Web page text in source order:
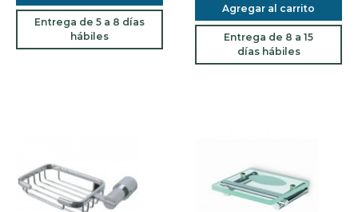
Entrega de 5 a 8 días
hábiles
Agregar al carrito
Entrega de 8 a 15
días hábiles